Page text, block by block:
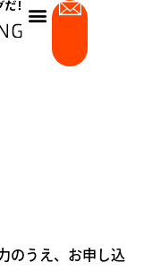
のうえ、お申し込